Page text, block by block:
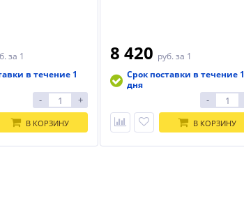
за 1
в течение 1
- +
В КОРЗИНУ
8 420 руб. за 1
Срок поставки в течение 1
дня
-
В КОРЗИНУ